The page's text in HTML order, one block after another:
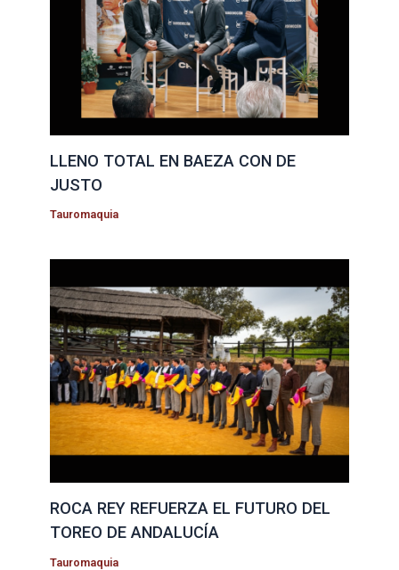
LLENO TOTAL EN BAEZA CON DE
JUSTO
Tauromaquia
ROCA REY REFUERZA EL FUTURO DEL
TOREO DE ANDALUCÍA
Tauromaquia